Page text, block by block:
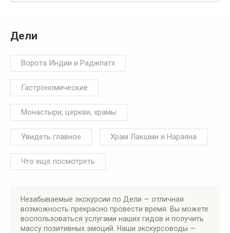
Дели
Ворота Индии и Раджпатх
Гастрономические
Монастыри, церкви, храмы
Увидеть главное Храм Лакшми и Нараяна
Что еще посмотреть
Незабываемые экскурсии по Дели — отличная
возможность прекрасно провести время. Вы можете
воспользоваться услугами наших гидов и получить
массу позитивных эмоций. Наши экскурсоводы —